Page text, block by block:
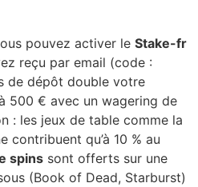
pouvez activer le Stake-fr
reçu par email (code :
de dépôt double votre
500 € avec un wagering de
: les jeux de table comme la
contribuent qu’à 10 % au
spins sont offerts sur une
(Book of Dead, Starburst)